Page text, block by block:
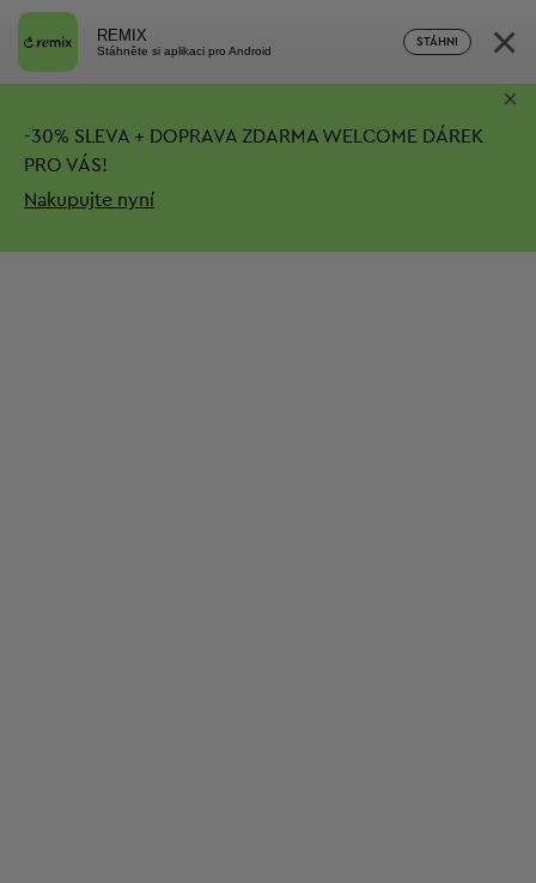
REMIX
Stáhněte si aplikaci pro Android
STÁHNI ×
-30% SLEVA + DOPRAVA ZDARMA WELCOME DÁREK
PRO VÁS!
Nakupujte nyní
×